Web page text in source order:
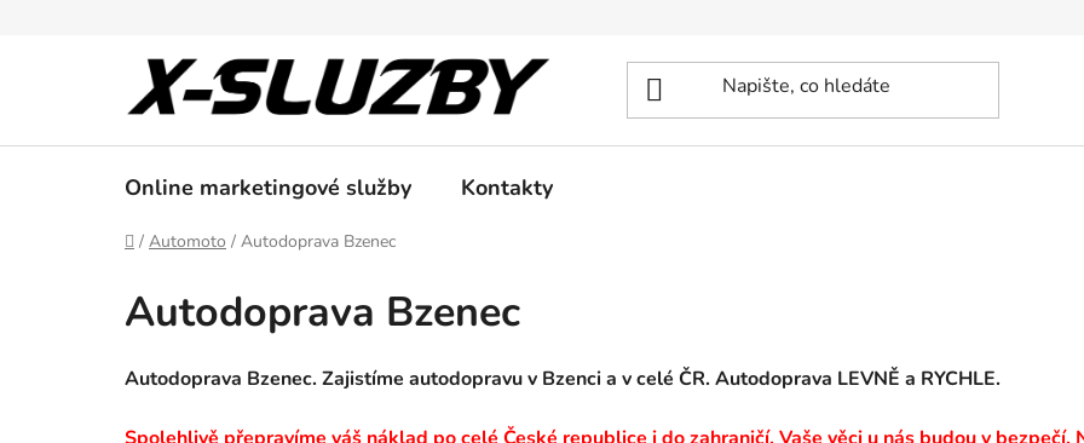
Online marketingové služby Kontakty
Domů
/ Automoto / Autodoprava Bzenec
Autodoprava Bzenec
Autodoprava Bzenec. Zajistíme autodopravu v Bzenci a v celé ČR. Autodoprava LEVNĚ a RYCHLE.